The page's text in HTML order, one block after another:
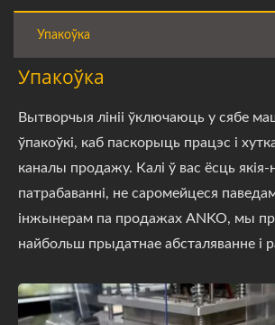
Упакоўка
Упакоўка
Вытворчыя лініі ўключаюць у сябе
ўпакоўкі, каб паскорыць працэс і
каналы продажу. Калі ў вас ёсць якія-
патрабаванні, не саромейцеся
інжынерам па продажах ANKO, мы
найбольш прыдатнае абсталяванне і